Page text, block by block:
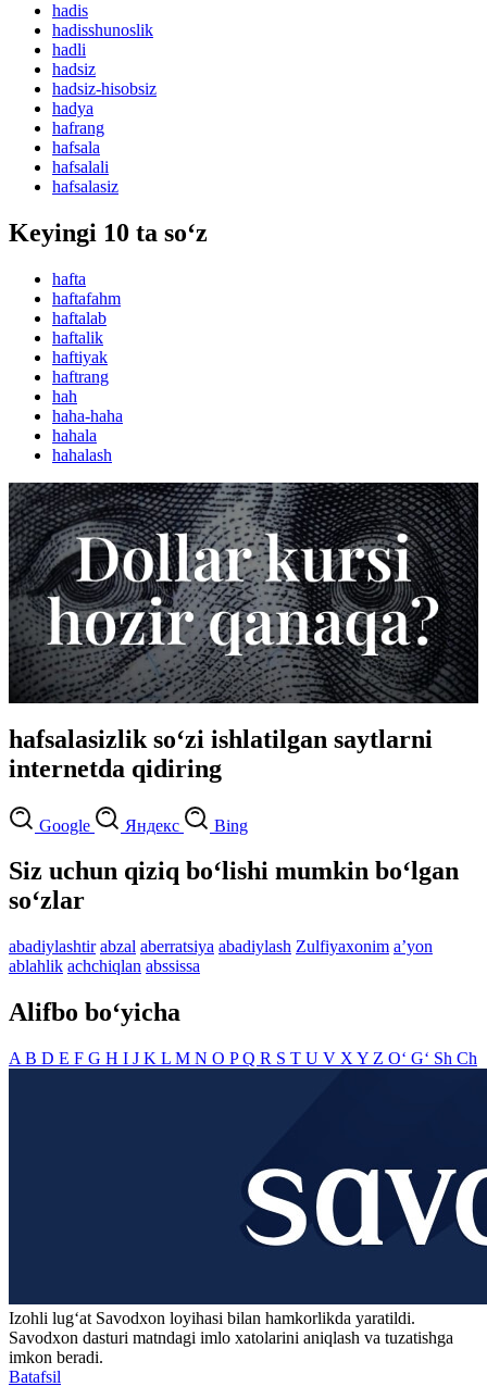
hadis
hadisshunoslik
hadli
hadsiz
hadsiz-hisobsiz
hadya
hafrang
hafsala
hafsalali
hafsalasiz
Keyingi 10 ta so‘z
hafta
haftafahm
haftalab
haftalik
haftiyak
haftrang
hah
haha-haha
hahala
hahalash
hafsalasizlik so‘zi ishlatilgan saytlarni
internetda qidiring
Google Яндекс Bing
Siz uchun qiziq bo‘lishi mumkin bo‘lgan
so‘zlar
abadiylashtir abzal aberratsiya abadiylash Zulfiyaxonim aʼyon
ablahlik achchiqlan abssissa
Alifbo bo‘yicha
A B D E F G H I J K L M N O PQ R S T U V X Y Z O‘ G‘ Sh Ch
Izohli lugʻat Savodxon loyihasi bilan hamkorlikda yaratildi.
Savodxon dasturi matndagi imlo xatolarini aniqlash va tuzatishga
imkon beradi.
Batafsil